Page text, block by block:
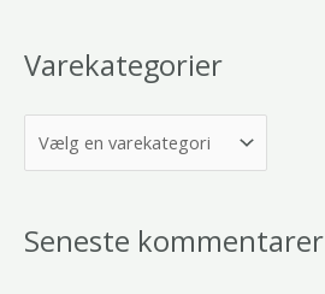
Varekategorier
Seneste kommentarer